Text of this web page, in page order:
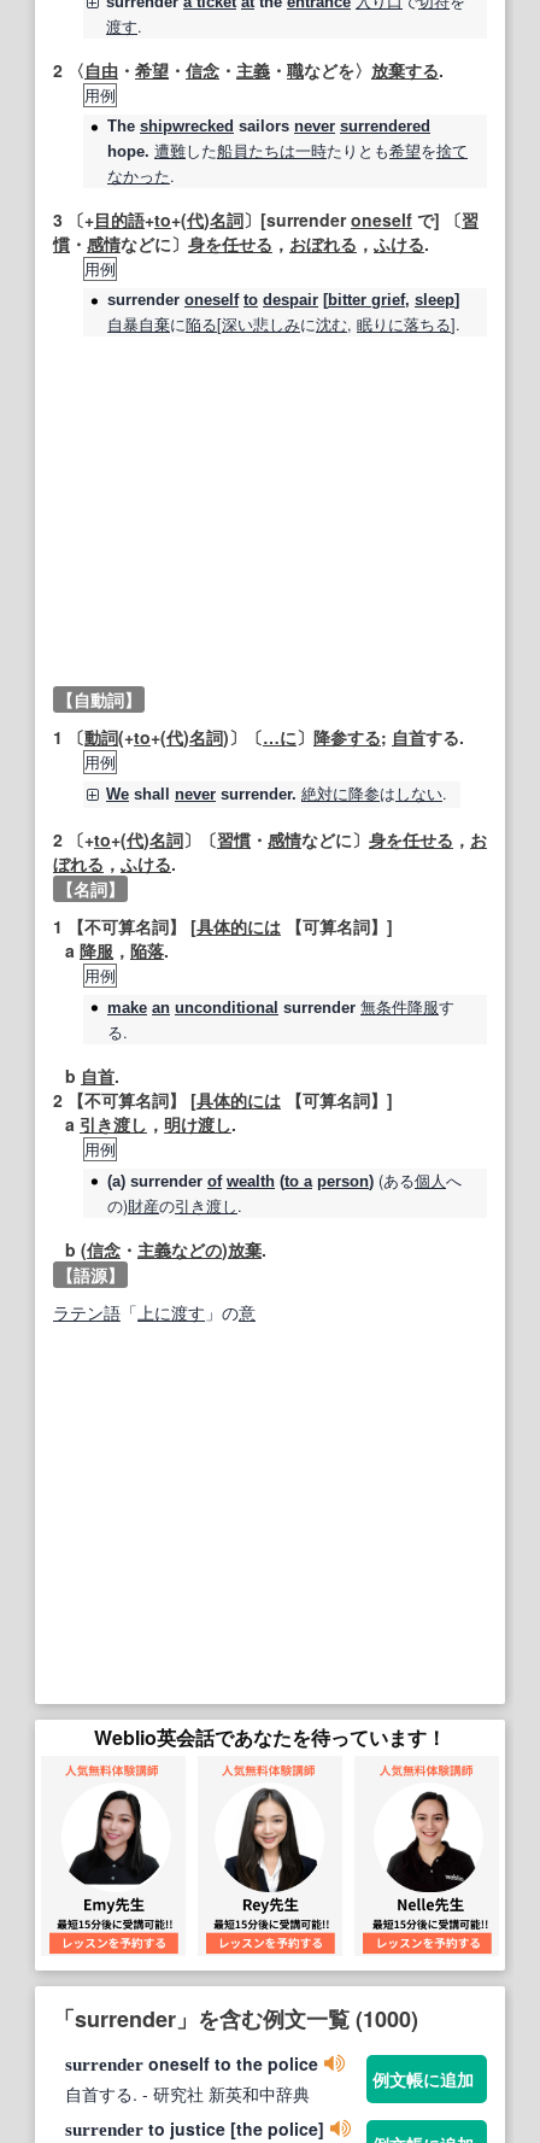
渡す.
2 〈自由 ・ 希望 ・ 信念 ・ 主義 ・ 職などを〉 放棄する.
用例
The shipwrecked sailors never surrendered
hope. 遭難した船員たちは一時たりとも希望を捨て
なかった.
3 〔+目的語+to+(代)名詞〕[surrenderoneself で] 〔習
慣 ・ 感情などに〕 身を任せる ， おぼれる ， ふける.
用例
surrender oneself to despair [bitter grief, sleep]
自暴自棄に陥る[深い悲しみに沈む, 眠りに落ちる].
【自動詞】
1 〔動詞(+to+(代)名詞)〕〔…に〕 降参する; 自首する.
用例
We shall never surrender. 絶対に降参はしない.
2 〔+to+(代)名詞〕〔習慣 ・ 感情などに〕 身を任せる ， お
ぼれる ， ふける.
【名詞】
1
【不可算名詞】 [具体的には 【可算名詞】 ]
a 降服 ， 陥落.
用例
make an unconditional surrender 無条件降服す
る.
b 自首.
2 【不可算名詞】 [具体的には 【可算名詞】 ]
a 引き渡し ， 明け渡し.
用例
(a) surrender of wealth (to a person) (ある個人へ
の)財産の引き渡し.
b (信念 ・ 主義などの)放棄.
【語源】
ラテン語 「上に渡す 」の意
Weblio英会話であなたを待っています！
「surrender」を含む例文一覧 (1000)
surrender oneself to the police
自首する. - 研究社 新英和中辞典
例文帳に追加
surrender to justice [the police]